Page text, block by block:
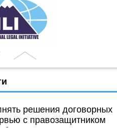
решения договорных
с правозащитником